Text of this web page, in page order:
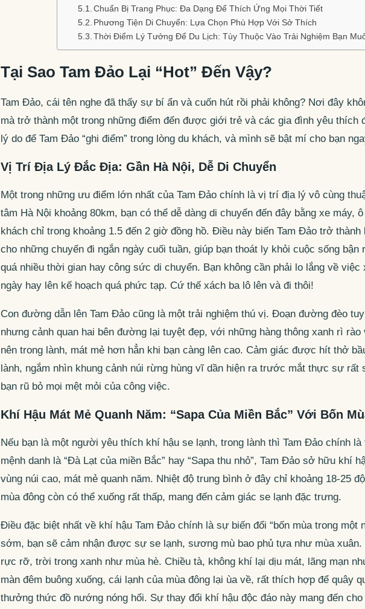
Chuẩn Bị Trang Phục: Đa Dạng Để Thích Ứng Mọi Thời Tiết
Phương Tiện Di Chuyển: Lựa Chọn Phù Hợp Với Sở Thích
Thời Điểm Lý Tưởng Để Du Lịch: Tùy Thuộc Vào Trải Nghiệm Bạn
Tại Sao Tam Đảo Lại “Hot” Đến Vậy?
Tam Đảo, cái tên nghe đã thấy sự bí ẩn và cuốn hút rồi phải không? Nơi đây
mà trở thành một trong những điểm đến được giới trẻ và các gia đình yêu thích
lý do để Tam Đảo “ghi điểm” trong lòng du khách, và mình sẽ bật mí cho bạn
Vị Trí Địa Lý Đắc Địa: Gần Hà Nội, Dễ Di Chuyển
Một trong những ưu điểm lớn nhất của Tam Đảo chính là vị trí địa lý vô cùng
tâm Hà Nội khoảng 80km, bạn có thể dễ dàng di chuyển đến đây bằng xe máy,
khách chỉ trong khoảng 1.5 đến 2 giờ đồng hồ. Điều này biến Tam Đảo trở thành
cho những chuyến đi ngắn ngày cuối tuần, giúp bạn thoát ly khỏi cuộc sống bận
quá nhiều thời gian hay công sức di chuyển. Bạn không cần phải lo lắng về việc
ngày hay lên kế hoạch quá phức tạp. Cứ thế xách ba lô lên và đi thôi!
Con đường dẫn lên Tam Đảo cũng là một trải nghiệm thú vị. Đoạn đường đèo
nhưng cảnh quan hai bên đường lại tuyệt đẹp, với những hàng thông xanh rì
nên trong lành, mát mẻ hơn hẳn khi bạn càng lên cao. Cảm giác được hít thở
lành, ngắm nhìn khung cảnh núi rừng hùng vĩ dần hiện ra trước mắt thực sự rất
bạn rũ bỏ mọi mệt mỏi của công việc.
Khí Hậu Mát Mẻ Quanh Năm: “Sapa Của Miền Bắc” Với Bốn
Nếu bạn là một người yêu thích khí hậu se lạnh, trong lành thì Tam Đảo chính
mệnh danh là “Đà Lạt của miền Bắc” hay “Sapa thu nhỏ”, Tam Đảo sở hữu khí
vùng núi cao, mát mẻ quanh năm. Nhiệt độ trung bình ở đây chỉ khoảng 18-25
mùa đông còn có thể xuống rất thấp, mang đến cảm giác se lạnh đặc trưng.
Điều đặc biệt nhất về khí hậu Tam Đảo chính là sự biến đổi “bốn mùa trong một
sớm, bạn sẽ cảm nhận được sự se lạnh, sương mù bao phủ tựa như mùa
rực rỡ, trời trong xanh như mùa hè. Chiều tà, không khí lại dịu mát, lãng mạn
màn đêm buông xuống, cái lạnh của mùa đông lại ùa về, rất thích hợp để quây
thưởng thức đồ nướng nóng hổi. Sự thay đổi khí hậu độc đáo này mang đến